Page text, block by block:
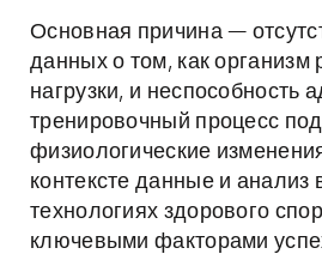
Основная причина —
данных о том, как организм
нагрузки, и неспособность
тренировочный процесс
физиологические
контексте данные и анализ
технологиях здорового
ключевыми факторами